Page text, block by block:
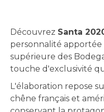
of
the
images
gallery
Découvrez Santa
personnalité apportée
supérieure des
touche d'exclusivité
L'élaboration repose
chêne français et